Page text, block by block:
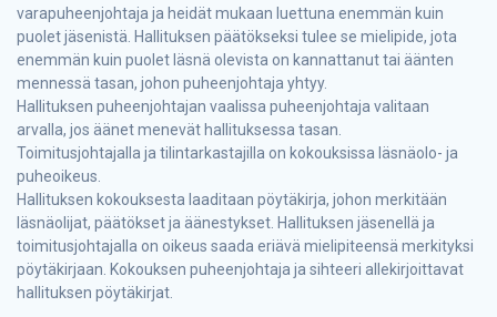
varapuheenjohtaja ja heidät mukaan luettuna enemmän kuin
puolet jäsenistä. Hallituksen päätökseksi tulee se mielipide, jota
enemmän kuin puolet läsnä olevista on kannattanut tai äänten
mennessä tasan, johon puheenjohtaja yhtyy.
Hallituksen puheenjohtajan vaalissa puheenjohtaja valitaan
arvalla, jos äänet menevät hallituksessa tasan.
Toimitusjohtajalla ja tilintarkastajilla on kokouksissa läsnäolo- ja
puheoikeus.
Hallituksen kokouksesta laaditaan pöytäkirja, johon merkitään
läsnäolijat, päätökset ja äänestykset. Hallituksen jäsenellä ja
toimitusjohtajalla on oikeus saada eriävä mielipiteensä merkityksi
pöytäkirjaan. Kokouksen puheenjohtaja ja sihteeri allekirjoittavat
hallituksen pöytäkirjat.